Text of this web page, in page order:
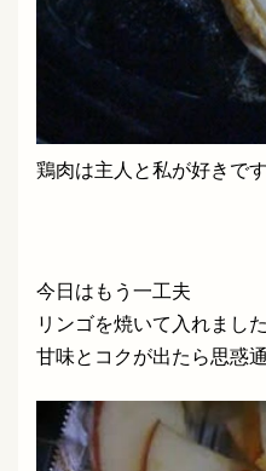
鶏肉は主人と私が好きで
今日はもう一工夫
リンゴを焼いて入れました
甘味とコクが出たら思惑